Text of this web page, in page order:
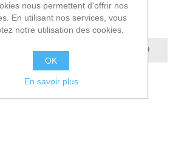
DE LATTE Ø10 NOIR
AU PANIER
nous permettent d'offrir nos
En utilisant nos services, vous
notre utilisation des cookies.
OK
En savoir plus